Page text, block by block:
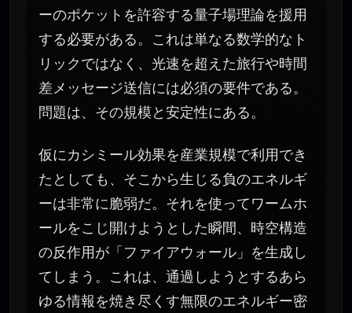
ーのポケットを許容する量子場理論を援用
する必要がある。これは単なる数学的なト
リックではなく、光速を超えた旅行や時間
差メッセージ送信には必須の要件である。
問題は、その規模と安定性にある。
仮にカシミール効果を産業規模で利用でき
たとしても、そこから生じる負のエネルギ
ーは非常に脆弱だ。それを使ってワームホ
ールをこじ開けようとした瞬間、時空構造
の反作用が「ファイアウォール」を生成し
てしまう。これは、通過しようとするあら
ゆる情報を焼き尽くす無限のエネルギー密